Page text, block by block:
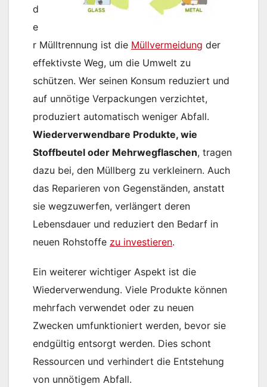
d
e
r Mülltrennung ist die Müllvermeidung der
effektivste Weg, um die Umwelt zu
schützen. Wer seinen Konsum reduziert und
auf unnötige Verpackungen verzichtet,
produziert automatisch weniger Abfall​.
Wiederverwendbare Produkte, wie
Stoffbeutel oder Mehrwegflaschen, tragen
dazu bei, den Müllberg zu verkleinern. Auch
das Reparieren von Gegenständen, anstatt
sie wegzuwerfen, verlängert deren
Lebensdauer und reduziert den Bedarf in
neuen Rohstoffe zu investieren​.
Ein weiterer wichtiger Aspekt ist die
Wiederverwendung. Viele Produkte können
mehrfach verwendet oder zu neuen
Zwecken umfunktioniert werden, bevor sie
endgültig entsorgt werden​. Dies schont
Ressourcen und verhindert die Entstehung
von unnötigem Abfall.